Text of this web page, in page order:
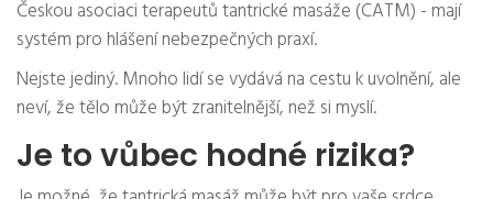
Českou asociaci terapeutů tantrické masáže (CATM) - mají
systém pro hlášení nebezpečných praxí.
Nejste jediný. Mnoho lidí se vydává na cestu k uvolnění, ale
neví, že tělo může být zranitelnější, než si myslí.
Je to vůbec hodné rizika?